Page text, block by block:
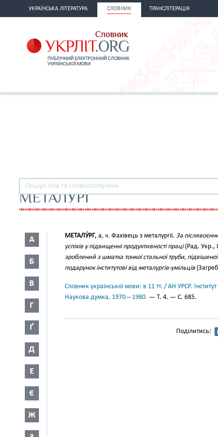
УКРАЇНСЬКА ЛІТЕРАТУРА СЛОВНИК ТРАНСЛІТЕРАЦІЯ
МЕТАЛУРГ
А
Б
В
Г
Ґ
Д
Е
Є
Ж
МЕТАЛУ́РГ, а, ч. Фахівець з металургії. За
успіхів у підвищенні продуктивності праці(Рад. Укр.,
зроблений з шматка тонкої стальної труби,
подарунок інститутові від металургів-умільців
Словник української мови: в 11 тт. / АН УРСР.
Наукова думка, 1970—1980. — Т. 4. — С. 685.
Поділитись: